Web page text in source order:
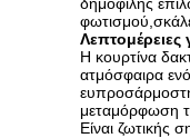
Λεπτομέρειες
Η κουρτίνα
ατμόσφαιρα
μεταμόρφωση
Είναι ζωτικής